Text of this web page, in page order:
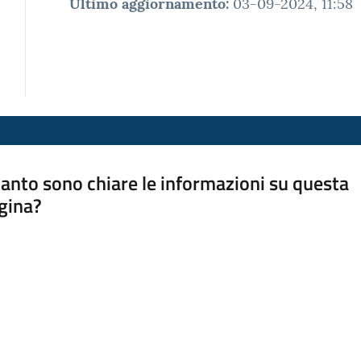
Ultimo aggiornamento: 03-09-2024, 11:58
sono chiare le informazioni su questa